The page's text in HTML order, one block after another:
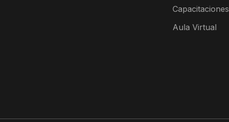
Capacitaciones
Aula Virtual